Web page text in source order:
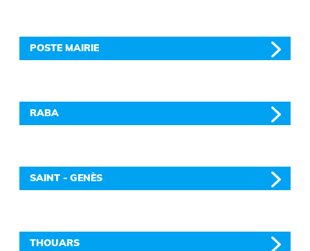
POSTE MAIRIE
RABA
SAINT - GENÈS
THOUARS